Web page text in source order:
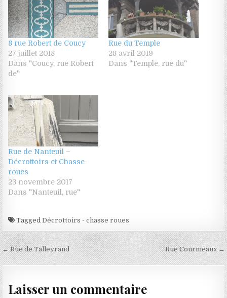
8 rue Robert de Coucy
27 juillet 2018
Dans "Coucy, rue Robert
de"
Rue du Temple
28 avril 2019
Dans "Temple, rue du"
Rue de Nanteuil –
Décrottoirs et Chasse-
roues
23 novembre 2017
Dans "Nanteuil, rue"
TaggedDécrottoirs - chasse roues
Navigation de l’article Rue Courmeaux →
← Rue de Talleyrand
Laisser un commentaire